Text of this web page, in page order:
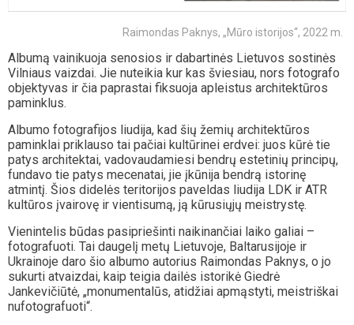
Raimondas Paknys, „Mūro istorijos“, 2022 m.
Albumą vainikuoja senosios ir dabartinės Lietuvos sostinės
Vilniaus vaizdai. Jie nuteikia kur kas šviesiau, nors fotografo
objektyvas ir čia paprastai fiksuoja apleistus architektūros
paminklus.
Albumo fotografijos liudija, kad šių žemių architektūros
paminklai priklauso tai pačiai kultūrinei erdvei: juos kūrė tie
patys architektai, vadovaudamiesi bendrų estetinių principų,
fundavo tie patys mecenatai, jie įkūnija bendrą istorinę
atmintį. Šios didelės teritorijos paveldas liudija LDK ir ATR
kultūros įvairovę ir vientisumą, ją kūrusiųjų meistrystę.
Vienintelis būdas pasipriešinti naikinančiai laiko galiai –
fotografuoti. Tai daugelį metų Lietuvoje, Baltarusijoje ir
Ukrainoje daro šio albumo autorius Raimondas Paknys, o jo
sukurti atvaizdai, kaip teigia dailės istorikė Giedrė
Jankevičiūtė, „monumentalūs, atidžiai apmąstyti, meistriškai
nufotografuoti“.